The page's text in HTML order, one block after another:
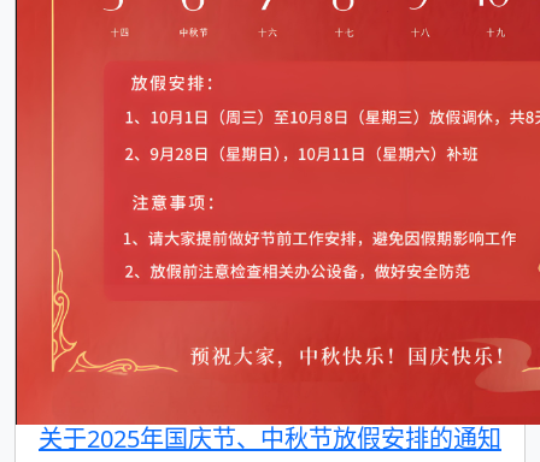
关于2025年国庆节、中秋节放假安排的通知